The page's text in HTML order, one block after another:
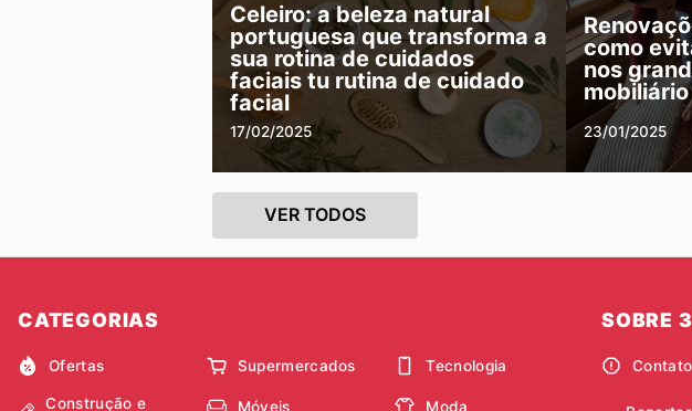
Celeiro: a beleza natural
portuguesa que transforma a
sua rotina de cuidados
faciais tu rutina de cuidado
facial
17/02/2025
como
nos
mobiliário
23/01/2025
VER TODOS
CATEGORIAS
Ofertas Supermercados Tecnologia
Construção e
Móveis Moda
SOBRE
Contato